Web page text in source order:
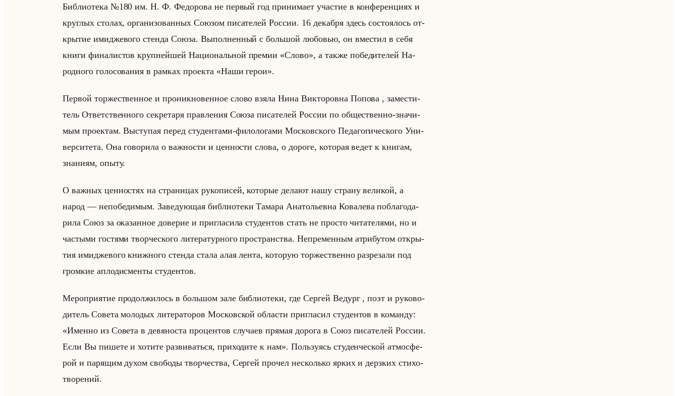
Биб­лио­те­ка №180 им. Н. Ф. Фе­до­ро­ва не пер­вый год при­ни­ма­ет уча­стие в кон­фе­рен­ци­ях и
круг­лых сто­лах, ор­га­ни­зо­ван­ных Со­юзом пи­са­те­лей Рос­сии. 16 де­каб­ря здесь со­сто­ялось от­
кры­тие ими­дже­во­го стен­да Союза. Вы­пол­нен­ный с большой лю­бо­вью, он вме­стил в себя
книги фи­на­ли­стов круп­нейшей На­ци­ональной пре­мии «Слово», а также по­бе­ди­те­лей На­
род­но­го го­ло­со­ва­ния в рам­ках про­ек­та «Наши герои».
Пер­вой тор­же­ствен­ное и про­ник­но­вен­ное слово взяла Нина Вик­то­ров­на По­по­ва , за­ме­сти­
тель От­вет­ствен­но­го сек­ре­та­ря прав­ле­ния Союза пи­са­те­лей Рос­сии по об­ще­ствен­но-зна­чи­
мым про­ек­там. Вы­сту­пая перед сту­ден­та­ми-фи­ло­ло­га­ми Мос­ков­ско­го Пе­да­го­ги­че­ско­го Уни­
вер­си­те­та. Она го­во­ри­ла о важ­но­сти и цен­но­сти слова, о до­ро­ге, ко­то­рая ведет к кни­гам,
зна­ни­ям, опыту.
О важ­ных цен­но­стях на стра­ни­цах ру­ко­пи­сей, ко­то­рые де­ла­ют нашу стра­ну ве­ли­кой, а
народ — непо­бе­ди­мым. За­ве­ду­ющая биб­лио­те­ки Та­ма­ра Ана­то­льев­на Ко­ва­ле­ва по­бла­го­да­
ри­ла Союз за ока­зан­ное до­ве­рие и при­гла­си­ла сту­ден­тов стать не про­сто чи­та­те­ля­ми, но и
ча­сты­ми го­стя­ми твор­че­ско­го ли­те­ра­тур­но­го про­стран­ства. Непре­мен­ным ат­ри­бу­том от­кры­
тия ими­дже­во­го книж­но­го стен­да стала алая лента, ко­то­рую тор­же­ствен­но раз­ре­за­ли под
гром­кие ап­ло­дис­мен­ты сту­ден­тов.
Ме­ро­при­ятие про­дол­жи­лось в большом зале биб­лио­те­ки, где Сер­гей Ве­дург , поэт и ру­ко­во­
ди­тель Со­ве­та мо­ло­дых ли­те­ра­то­ров Мос­ков­ской об­ла­сти при­гла­сил сту­ден­тов в ко­ман­ду:
«Именно из Совета в девяноста процентов случаев прямая дорога в Союз писателей России.
Если Вы пишете и хотите развиваться, приходите к нам». Пользу­ясь сту­ден­че­ской ат­мо­сфе­
рой и па­ря­щим духом сво­бо­ды твор­че­ства, Сер­гей про­чел несколько ярких и дерз­ких сти­хо­
тво­ре­ний.